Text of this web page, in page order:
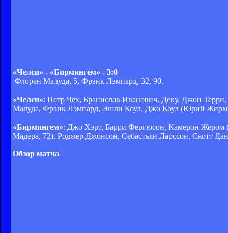
«Челси» - «Бирмингем» - 3:0
Флорен Малуда, 5, Фрэнк Лэмпард, 32, 90.
«Челси»: Петр Чех, Бранислав Иванович, Деку, Джон
Малуда, Фрэнк Лэмпард, Эшли Коул, Джо Коул (Юрий
«Бирмингем»: Джо Хэрт, Барри Фергюсон, Камерон
Мадера, 72), Роджер Джонсон, Себастьян Ларссон, Скотт
Обзор матча